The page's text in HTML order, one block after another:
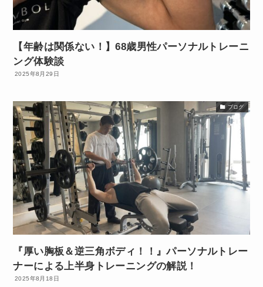
【年齢は関係ない！】68歳男性パーソナルトレーニ
ング体験談
2025年8月29日
ブログ
『厚い胸板＆逆三角ボディ！！』パーソナルトレー
ナーによる上半身トレーニングの解説！
2025年8月18日